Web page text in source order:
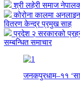
श्री लहेरी समाज
कोरोना कालमा
वितरण केन्द्र प्रमुख साह
प्रदेश २ सरकारको
सम्बन्धित समाचार
जनकपुरधाम–११